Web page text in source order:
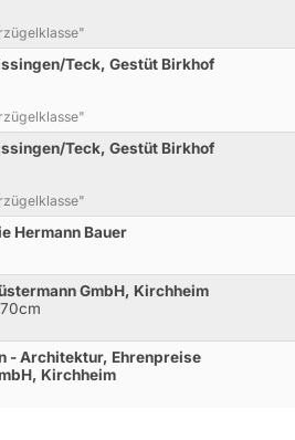
Teck, Gestüt Birkhof
Teck, Gestüt Birkhof
Hermann Bauer
GmbH, Kirchheim
- Architektur, Ehrenpreise
Kirchheim